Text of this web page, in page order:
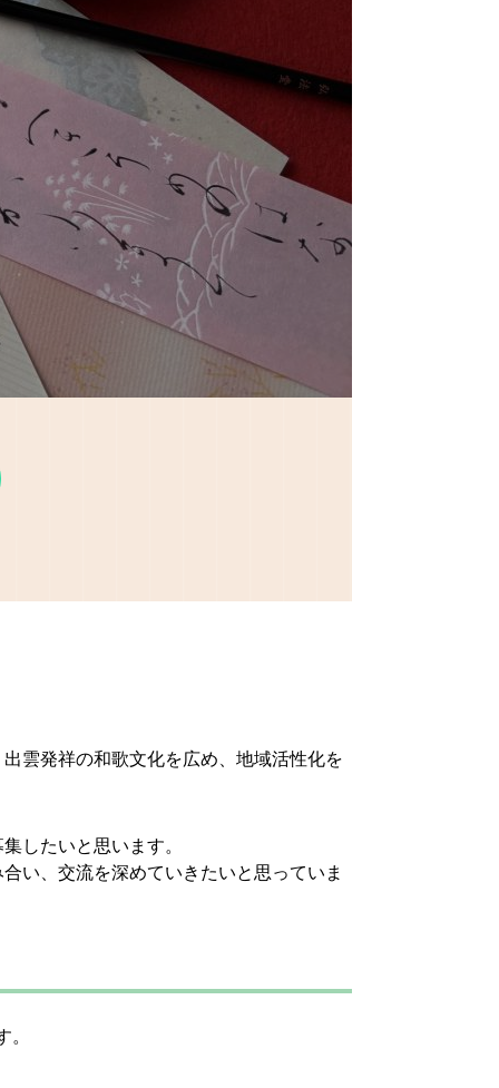
雲発祥の和歌文化を広め、地域活性化を
したいと思います。
い、交流を深めていきたいと思っていま
。